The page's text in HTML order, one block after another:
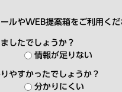
ルやWEB提案箱をご利用くだ
したでしょうか？
情報が足りない
やすかったでしょうか？
分かりにくい